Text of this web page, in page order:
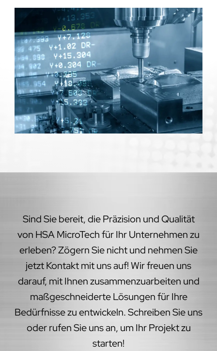
Sind Sie bereit, die Präzision und Qualität
von HSA MicroTech für Ihr Unternehmen zu
erleben? Zögern Sie nicht und nehmen Sie
jetzt Kontakt mit uns auf! Wir freuen uns
darauf, mit Ihnen zusammenzuarbeiten und
maßgeschneiderte Lösungen für Ihre
Bedürfnisse zu entwickeln. Schreiben Sie uns
oder rufen Sie uns an, um Ihr Projekt zu
starten!